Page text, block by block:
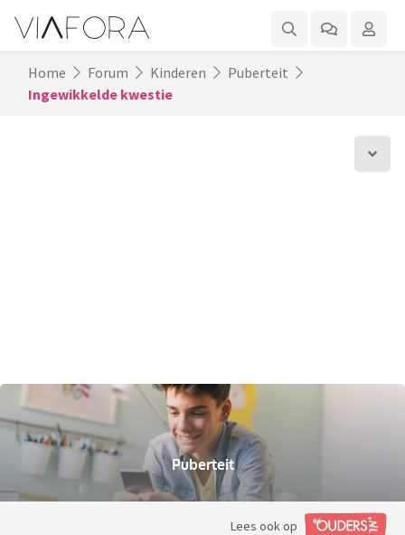
Home Forum Kinderen
Puberteit
Ingewikkelde kwestie
Puberteit
Lees ook op